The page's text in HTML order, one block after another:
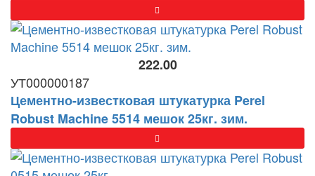
222.00
УТ000000187
Цементно-известковая штукатурка Perel
Robust Machine 5514 мешок 25кг. зим.